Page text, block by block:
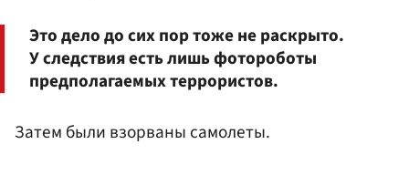
Это дело до сих пор тоже не раскрыто.
У следствия есть лишь фотороботы
предполагаемых террористов.
Затем были взорваны самолеты.